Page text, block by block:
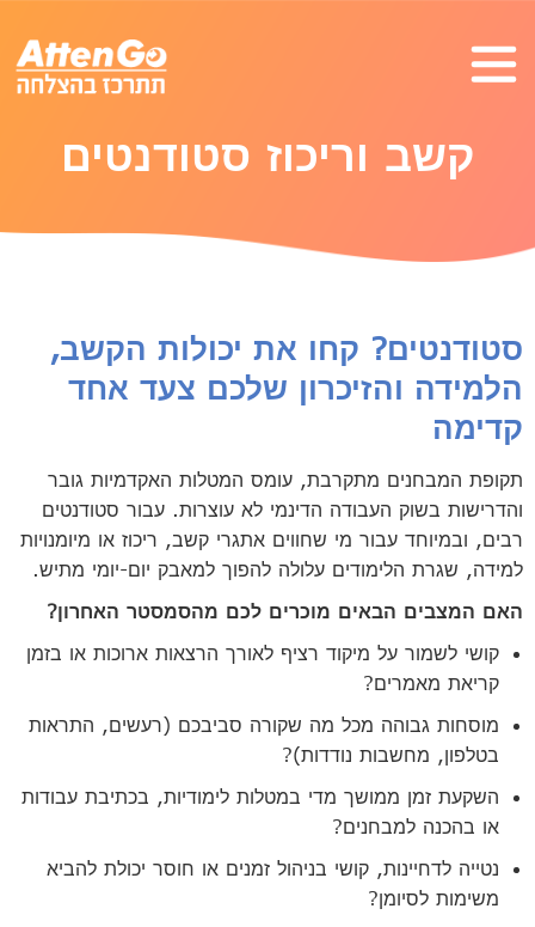
קשב וריכוז סטודנטים
סטודנטים? קחו את יכולות הקשב,
הלמידה והזיכרון שלכם צעד אחד
קדימה
תקופת המבחנים מתקרבת, עומס המטלות האקדמיות גובר
והדרישות בשוק העבודה הדינמי לא עוצרות. עבור סטודנטים
רבים, ובמיוחד עבור מי שחווים אתגרי קשב, ריכוז או מיומנויות
למידה, שגרת הלימודים עלולה להפוך למאבק יום-יומי מתיש.
האם המצבים הבאים מוכרים לכם מהסמסטר האחרון?
קושי לשמור על מיקוד רציף לאורך הרצאות ארוכות או בזמן
קריאת מאמרים?
מוסחות גבוהה מכל מה שקורה סביבכם (רעשים, התראות
בטלפון, מחשבות נודדות)?
השקעת זמן ממושך מדי במטלות לימודיות, בכתיבת עבודות
או בהכנה למבחנים?
נטייה לדחיינות, קושי בניהול זמנים או חוסר יכולת להביא
משימות לסיומן?